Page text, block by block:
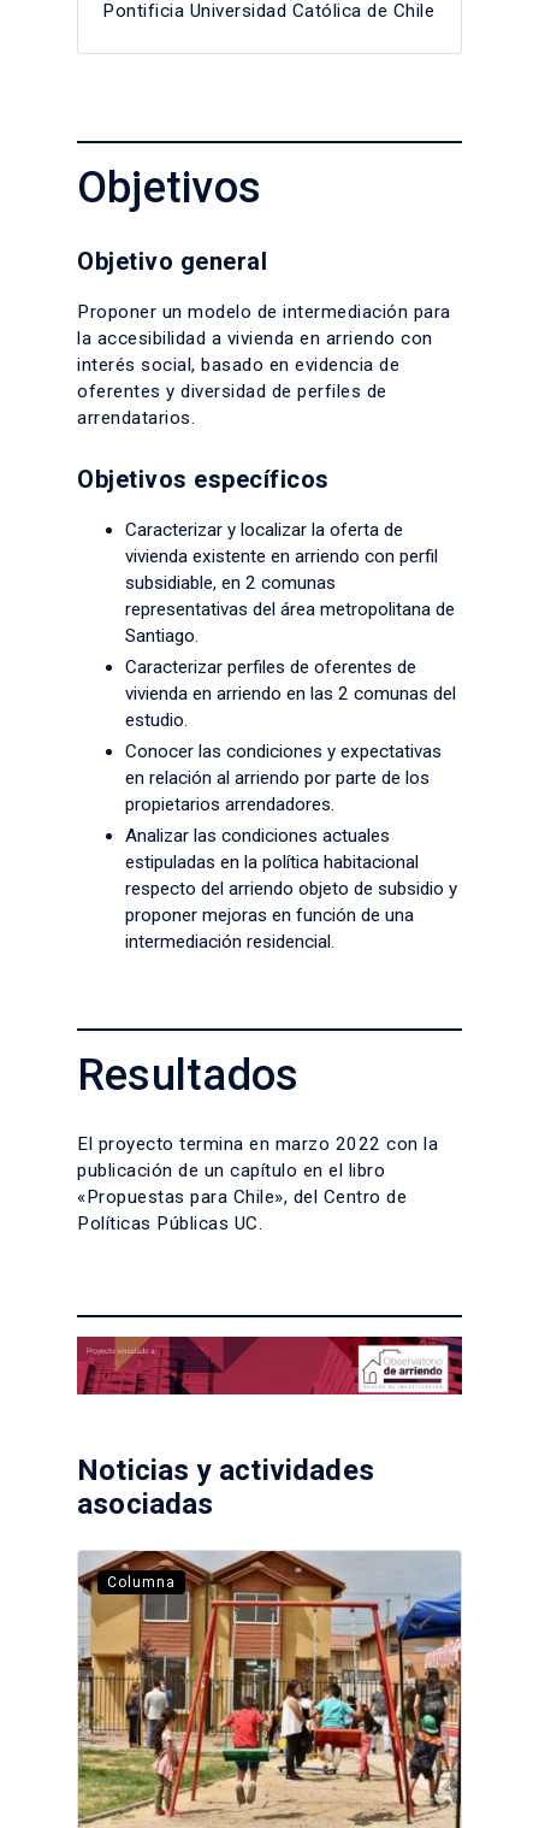
Pontificia Universidad Católica de Chile
Objetivos
Objetivo general
Proponer un modelo de intermediación para
la accesibilidad a vivienda en arriendo con
interés social, basado en evidencia de
oferentes y diversidad de perfiles de
arrendatarios.
Objetivos específicos
Caracterizar y localizar la oferta de
vivienda existente en arriendo con perfil
subsidiable, en 2 comunas
representativas del área metropolitana de
Santiago.
Caracterizar perfiles de oferentes de
vivienda en arriendo en las 2 comunas del
estudio.
Conocer las condiciones y expectativas
en relación al arriendo por parte de los
propietarios arrendadores.
Analizar las condiciones actuales
estipuladas en la política habitacional
respecto del arriendo objeto de subsidio y
proponer mejoras en función de una
intermediación residencial.
Resultados
El proyecto termina en marzo 2022 con la
publicación de un capítulo en el libro
«Propuestas para Chile», del Centro de
Políticas Públicas UC.
Noticias y actividades
asociadas
Columna